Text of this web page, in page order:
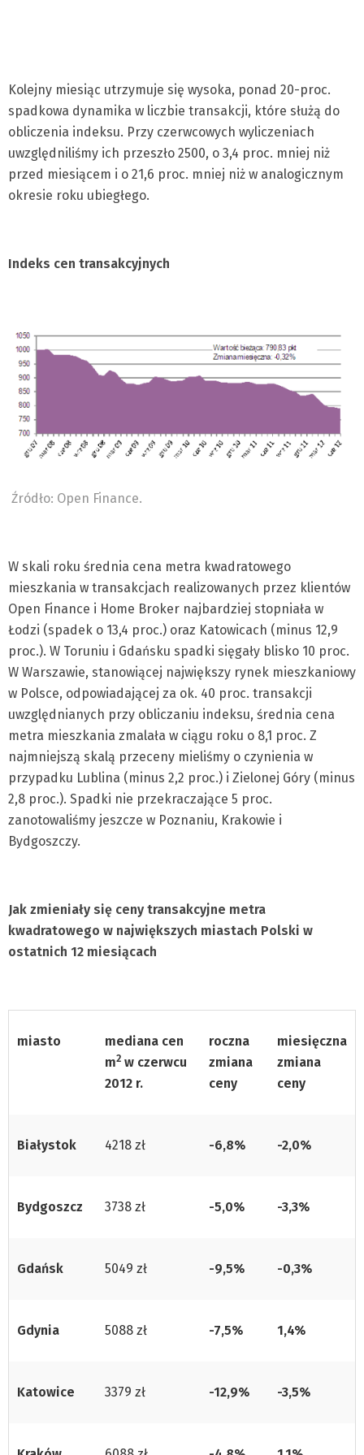
Kolejny miesiąc utrzymuje się wysoka, ponad 20-proc.
spadkowa dynamika w liczbie transakcji, które służą do
obliczenia indeksu. Przy czerwcowych wyliczeniach
uwzględniliśmy ich przeszło 2500, o 3,4 proc. mniej niż
przed miesiącem i o 21,6 proc. mniej niż w analogicznym
okresie roku ubiegłego.
Indeks cen transakcyjnych
Źródło: Open Finance.
W skali roku średnia cena metra kwadratowego
mieszkania w transakcjach realizowanych przez klientów
Open Finance i Home Broker najbardziej stopniała w
Łodzi (spadek o 13,4 proc.) oraz Katowicach (minus 12,9
proc.). W Toruniu i Gdańsku spadki sięgały blisko 10 proc.
W Warszawie, stanowiącej największy rynek mieszkaniowy
w Polsce, odpowiadającej za ok. 40 proc. transakcji
uwzględnianych przy obliczaniu indeksu, średnia cena
metra mieszkania zmalała w ciągu roku o 8,1 proc. Z
najmniejszą skalą przeceny mieliśmy o czynienia w
przypadku Lublina (minus 2,2 proc.) i Zielonej Góry (minus
2,8 proc.). Spadki nie przekraczające 5 proc.
zanotowaliśmy jeszcze w Poznaniu, Krakowie i
Bydgoszczy.
Jak zmieniały się ceny transakcyjne metra
kwadratowego w największych miastach Polski w
ostatnich 12 miesiącach
miasto
mediana cen
m2 w czerwcu
2012 r.
roczna
zmiana
ceny
miesięczna
zmiana
ceny
Białystok 4218 zł -6,8% -2,0%
Bydgoszcz 3738 zł -5,0% -3,3%
Gdańsk 5049 zł -9,5% -0,3%
Gdynia 5088 zł -7,5% 1,4%
Katowice 3379 zł -12,9% -3,5%